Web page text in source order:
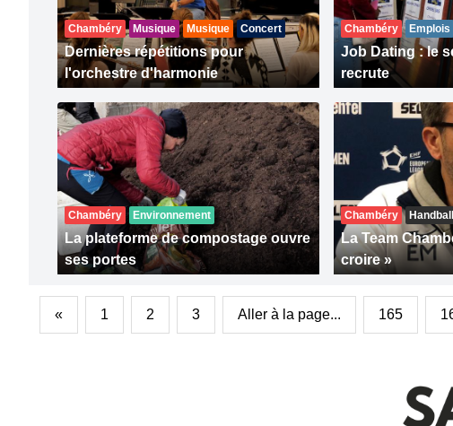
Chambéry Musique Musique Concert
Dernières répétitions pour
l'orchestre d'harmonie
Chambéry Emplois
Job Dating : le
recrute
Chambéry Environnement
La plateforme de compostage ouvre
ses portes
Chambéry Handball
La Team
croire »
« 1 2 3 Aller à la page... 165